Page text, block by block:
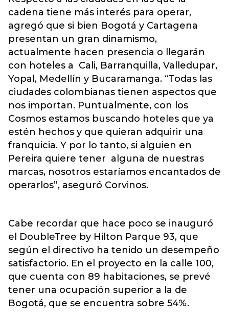
cadena tiene más interés para operar,
agregó que si bien Bogotá y Cartagena
presentan un gran dinamismo,
actualmente hacen presencia o llegarán
con hoteles a Cali, Barranquilla, Valledupar,
Yopal, Medellín y Bucaramanga. “Todas las
ciudades colombianas tienen aspectos que
nos importan. Puntualmente, con los
Cosmos estamos buscando hoteles que ya
estén hechos y que quieran adquirir una
franquicia. Y por lo tanto, si alguien en
Pereira quiere tener alguna de nuestras
marcas, nosotros estaríamos encantados de
operarlos”, aseguró Corvinos.
Cabe recordar que hace poco se inauguró
el DoubleTree by Hilton Parque 93, que
según el directivo ha tenido un desempeño
satisfactorio. En el proyecto en la calle 100,
que cuenta con 89 habitaciones, se prevé
tener una ocupación superior a la de
Bogotá, que se encuentra sobre 54%.